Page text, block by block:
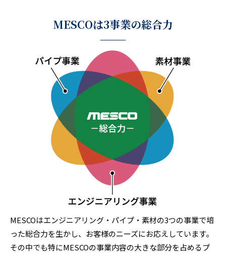
MESCOは3事業の総合力
MESCOはエンジニアリング・パイプ・素材の3つの事業で培
った総合力を生かし、お客様のニーズにお応えしています。
その中でも特にMESCOの事業内容の大きな部分を占めるプ